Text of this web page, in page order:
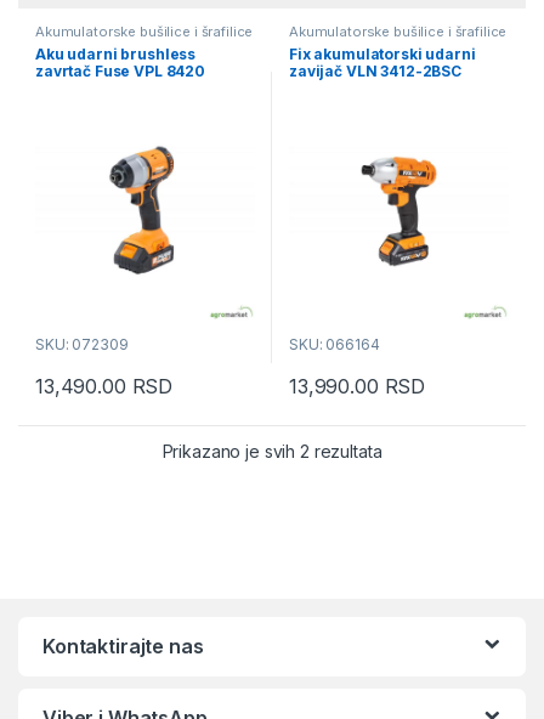
Akumulatorske bušilice i šrafilice
Aku udarni brushless
zavrtač Fuse VPL 8420
SKU: 072309
13,490.00 RSD
Akumulatorske bušilice i šrafilice
Fix akumulatorski udarni
zavijač VLN 3412-2BSC
SKU: 066164
13,990.00 RSD
Prikazano je svih 2 rezultataSortirano po
Kontaktirajte nas